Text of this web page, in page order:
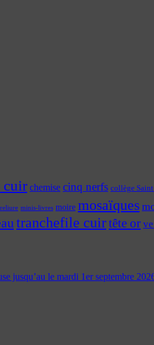
cuir chemise cinq nerfs collège
minis-livres moire mosaïques
tranchefile cuirtête or
jusqu’au le mardi 1er septembre